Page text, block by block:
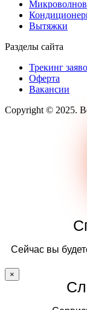
Вытяжки
Разделы сайта
Трекинг
Оферта
Вакансии
Copyright © 2025.
Сейчас вы
×